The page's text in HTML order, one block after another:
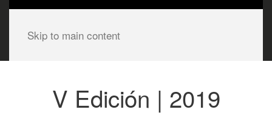
Skip to main content
V Edición | 2019